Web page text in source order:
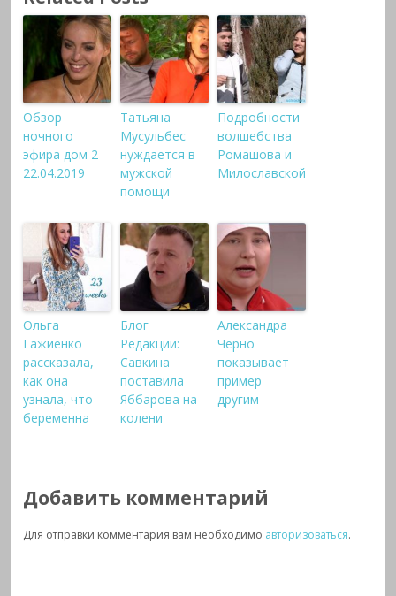
Обзор
ночного
эфира дом 2
22.04.2019
Татьяна
Мусульбес
нуждается в
мужской
помощи
Подробности
волшебства
Ромашова и
Милославской
Ольга
Гажиенко
рассказала,
как она
узнала, что
беременна
Блог
Редакции:
Савкина
поставила
Яббарова на
колени
Александра
Черно
показывает
пример
другим
Добавить комментарий
Для отправки комментария вам необходимо авторизоваться.